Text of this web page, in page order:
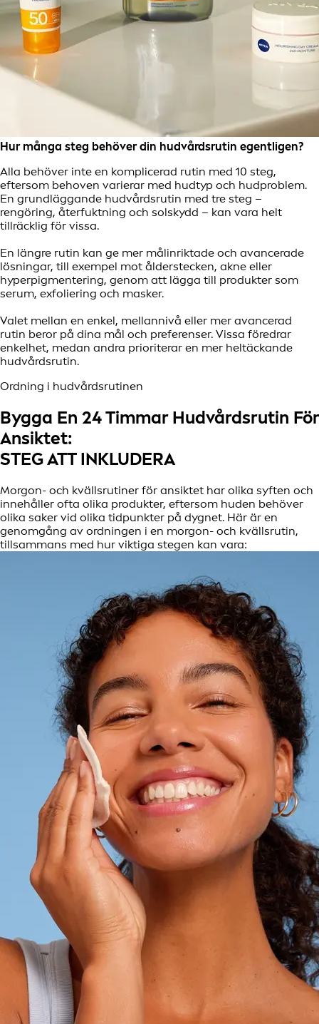
Hur många steg behöver din hudvårdsrutin egentligen?
Alla behöver inte en komplicerad rutin med 10 steg,
eftersom behoven varierar med hudtyp och hudproblem.
En grundläggande hudvårdsrutin med tre steg –
rengöring, återfuktning och solskydd – kan vara helt
tillräcklig för vissa.
En längre rutin kan ge mer målinriktade och avancerade
lösningar, till exempel mot ålderstecken, akne eller
hyperpigmentering, genom att lägga till produkter som
serum, exfoliering och masker.
Valet mellan en enkel, mellannivå eller mer avancerad
rutin beror på dina mål och preferenser. Vissa föredrar
enkelhet, medan andra prioriterar en mer heltäckande
hudvårdsrutin.
Ordning i hudvårdsrutinen
Bygga En 24 Timmar Hudvårdsrutin För
Ansiktet:
STEG ATT INKLUDERA
Morgon- och kvällsrutiner för ansiktet har olika syften och
innehåller ofta olika produkter, eftersom huden behöver
olika saker vid olika tidpunkter på dygnet. Här är en
genomgång av ordningen i en morgon- och kvällsrutin,
tillsammans med hur viktiga stegen kan vara: